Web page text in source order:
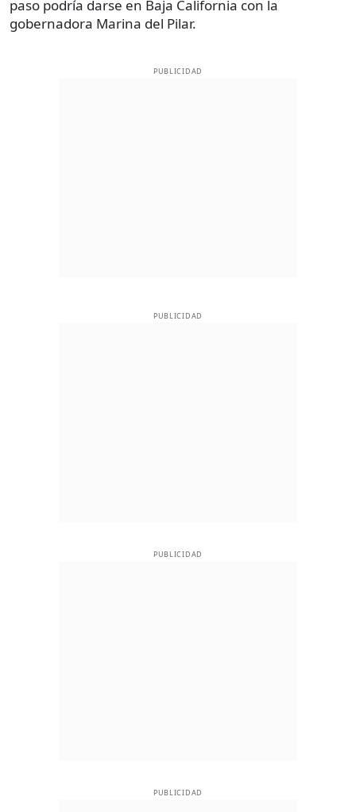
paso podría darse en Baja California con la
gobernadora Marina del Pilar.
PUBLICIDAD
PUBLICIDAD
PUBLICIDAD
PUBLICIDAD